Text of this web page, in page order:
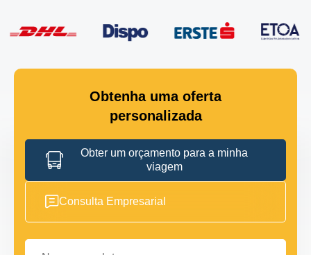
Obtenha uma oferta
personalizada
Obter um orçamento para a minha
viagem
Consulta Empresarial
Nome completo